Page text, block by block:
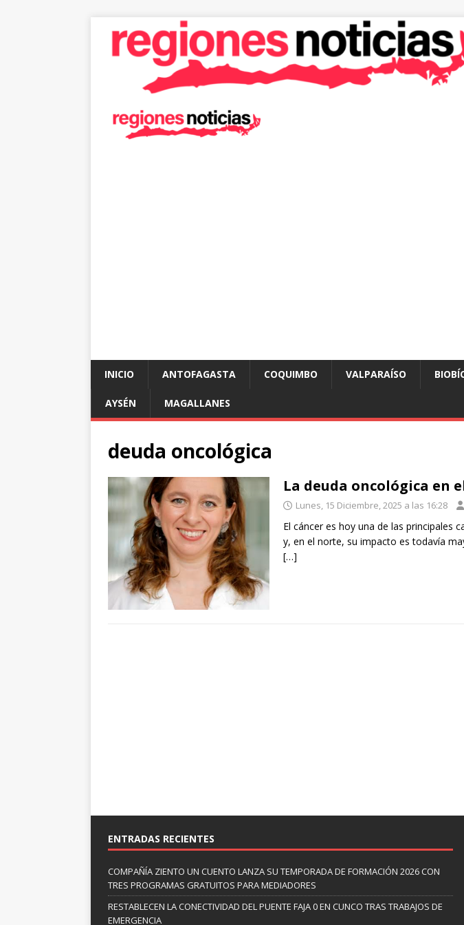
INICIO ANTOFAGASTA COQUIMBO VALPARAÍSO
AYSÉN MAGALLANES
deuda oncológica
La deuda oncológica en
Lunes, 15 Diciembre, 2025 a las 16:28
El cáncer es hoy una de las principales
y, en el norte, su impacto es todavía
[…]
ENTRADAS RECIENTES
COMPAÑÍA ZIENTO UN CUENTO LANZA SU TEMPORADA DE FORMACIÓN 2026 CON
TRES PROGRAMAS GRATUITOS PARA MEDIADORES
RESTABLECEN LA CONECTIVIDAD DEL PUENTE FAJA 0 EN CUNCO TRAS TRABAJOS DE
EMERGENCIA